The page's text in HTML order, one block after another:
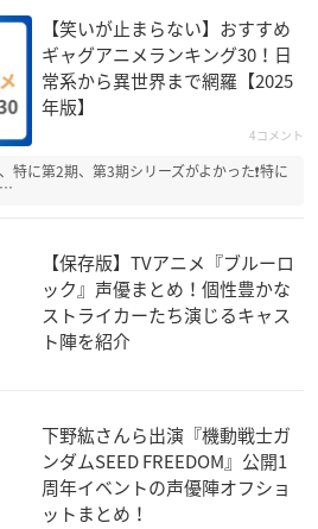
バーディーDEC
ODE：02
ジット・シャマ
ラン
サタジット・シャマ
八木沼隼人
【笑いが止まらない】おすすめ
ギャグアニメランキング30！日
常系から異世界まで網羅【2025
年版】
4コメント
特に第2期、第3期シリーズがよかった❗特に
…
【保存版】TVアニメ『ブルーロ
ック』声優まとめ！個性豊かな
ストライカーたち演じるキャス
ト陣を紹介
下野紘さんら出演『機動戦士ガ
ンダムSEED FREEDOM』公開1
周年イベントの声優陣オフショ
ットまとめ！